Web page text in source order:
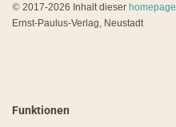
© 2017-2026 Inhalt dieser homepage
Ernst-Paulus-Verlag, Neustadt
Funktionen